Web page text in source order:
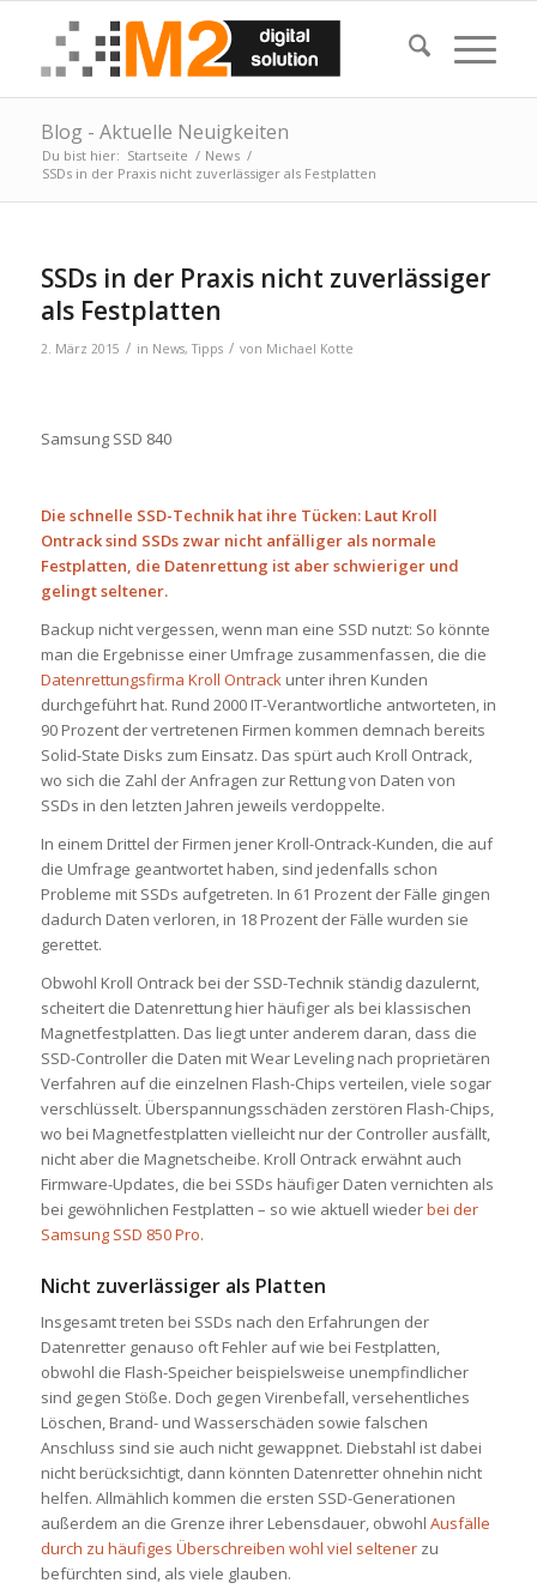
Blog - Aktuelle Neuigkeiten
Du bist hier: Startseite / News /
SSDs in der Praxis nicht zuverlässiger als Festplatten
SSDs in der Praxis nicht zuverlässiger
als Festplatten
2. März 2015 / in News,Tipps / von Michael Kotte
Samsung SSD 840
Die schnelle SSD-Technik hat ihre Tücken: Laut Kroll
Ontrack sind SSDs zwar nicht anfälliger als normale
Festplatten, die Datenrettung ist aber schwieriger und
gelingt seltener.
Backup nicht vergessen, wenn man eine SSD nutzt: So könnte
man die Ergebnisse einer Umfrage zusammenfassen, die die
Datenrettungsfirma Kroll Ontrackunter ihren Kunden
durchgeführt hat. Rund 2000 IT-Verantwortliche antworteten, in
90 Prozent der vertretenen Firmen kommen demnach bereits
Solid-State Disks zum Einsatz. Das spürt auch Kroll Ontrack,
wo sich die Zahl der Anfragen zur Rettung von Daten von
SSDs in den letzten Jahren jeweils verdoppelte.
In einem Drittel der Firmen jener Kroll-Ontrack-Kunden, die auf
die Umfrage geantwortet haben, sind jedenfalls schon
Probleme mit SSDs aufgetreten. In 61 Prozent der Fälle gingen
dadurch Daten verloren, in 18 Prozent der Fälle wurden sie
gerettet.
Obwohl Kroll Ontrack bei der SSD-Technik ständig dazulernt,
scheitert die Datenrettung hier häufiger als bei klassischen
Magnetfestplatten. Das liegt unter anderem daran, dass die
SSD-Controller die Daten mit Wear Leveling nach proprietären
Verfahren auf die einzelnen Flash-Chips verteilen, viele sogar
verschlüsselt. Überspannungsschäden zerstören Flash-Chips,
wo bei Magnetfestplatten vielleicht nur der Controller ausfällt,
nicht aber die Magnetscheibe. Kroll Ontrack erwähnt auch
Firmware-Updates, die bei SSDs häufiger Daten vernichten als
bei gewöhnlichen Festplatten – so wie aktuell wiederbei der
Samsung SSD 850 Pro.
Nicht zuverlässiger als Platten
Insgesamt treten bei SSDs nach den Erfahrungen der
Datenretter genauso oft Fehler auf wie bei Festplatten,
obwohl die Flash-Speicher beispielsweise unempfindlicher
sind gegen Stöße. Doch gegen Virenbefall, versehentliches
Löschen, Brand- und Wasserschäden sowie falschen
Anschluss sind sie auch nicht gewappnet. Diebstahl ist dabei
nicht berücksichtigt, dann könnten Datenretter ohnehin nicht
helfen. Allmählich kommen die ersten SSD-Generationen
außerdem an die Grenze ihrer Lebensdauer, obwohl Ausfälle
durch zu häufiges Überschreiben wohl viel seltenerzu
befürchten sind, als viele glauben.